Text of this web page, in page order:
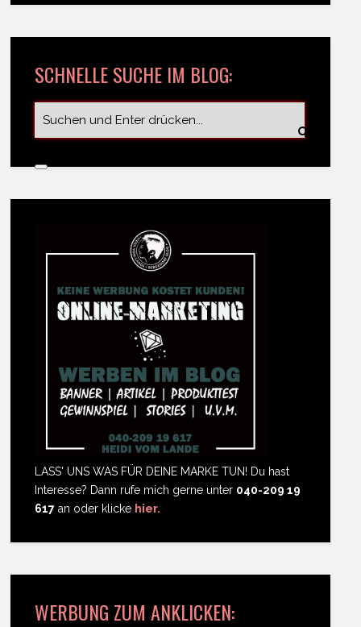
SCHNELLE SUCHE IM BLOG:
LASS' UNS WAS FÜR DEINE MARKE TUN! Du hast
Interesse? Dann rufe mich gerne unter 040-209 19
617 an oder klicke hier.
WERBUNG ZUM ANKLICKEN: